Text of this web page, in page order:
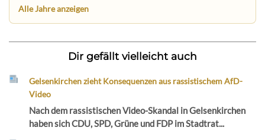
Alle Jahre anzeigen
Dir gefällt vielleicht auch
Gelsenkirchen zieht Konsequenzen aus rassistischem AfD-
Video
Nach dem rassistischen Video-Skandal in Gelsenkirchen
haben sich CDU, SPD, Grüne und FDP im Stadtrat...